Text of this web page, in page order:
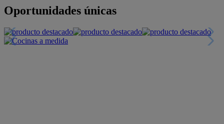
Oportunidades únicas